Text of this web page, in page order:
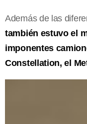
Además de las
también estuvo el
imponentes
Constellation, el